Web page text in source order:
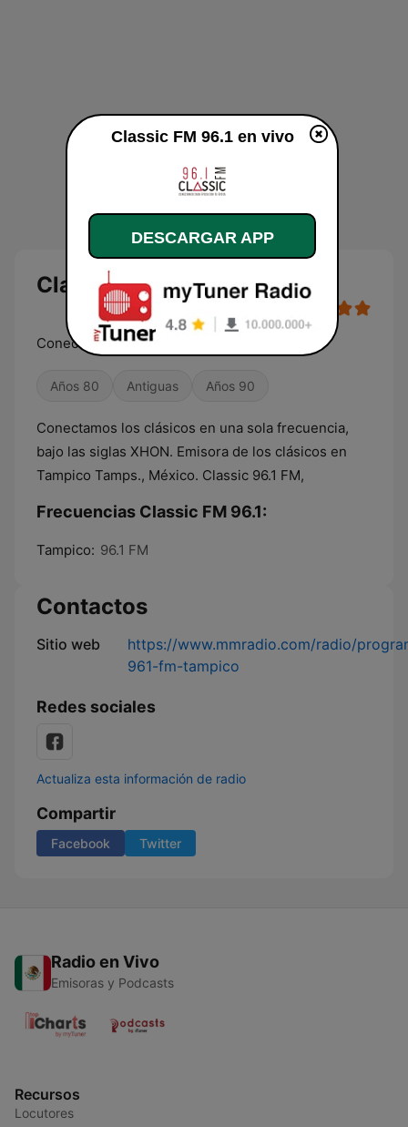
Classic FM 96.1 en vivo
Conectando cada Época, con Tú Época.
Años 80 Antiguas Años 90
Conectamos los clásicos en una sola frecuencia,
bajo las siglas XHON. Emisora de los clásicos en
Tampico Tamps., México. Classic 96.1 FM,
Frecuencias Classic FM 96.1:
Tampico: 96.1 FM
Contactos
Sitio web
https://www.mmradio.com/radio/
961-fm-tampico
Redes sociales
Actualiza esta información de radio
Compartir
Facebook Twitter
Radio en Vivo
Emisoras y Podcasts
Recursos
Locutores
Classic FM 96.1 en vivo
DESCARGAR APP